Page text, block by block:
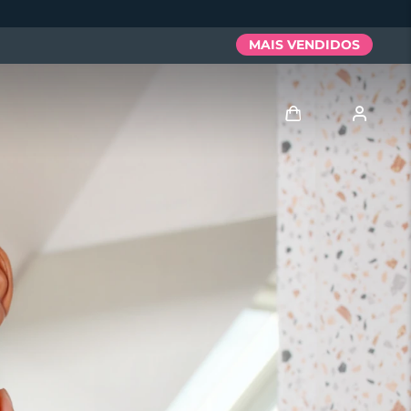
MAIS VENDIDOS
Entrar
Perfil de usuário
Meus aparelhos
Meus pedidos
Meus endereços
As minhas subscrições